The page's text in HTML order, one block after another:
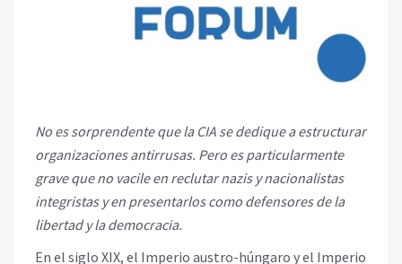
No es sorprendente que la CIA se dedique a estructurar
organizaciones antirrusas. Pero es particularmente
grave que no vacile en reclutar nazis y nacionalistas
integristas y en presentarlos como defensores de la
libertad y la democracia.
En el siglo XIX, el Imperio austro-húngaro y el Imperio